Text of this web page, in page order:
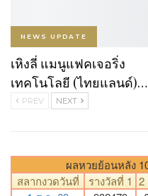
NEWS UPDATE
เหิงลี่ แมนูแฟคเจอริ่ง
เทคโนโลยี (ไทยแลนด์)…
PREV NEXT